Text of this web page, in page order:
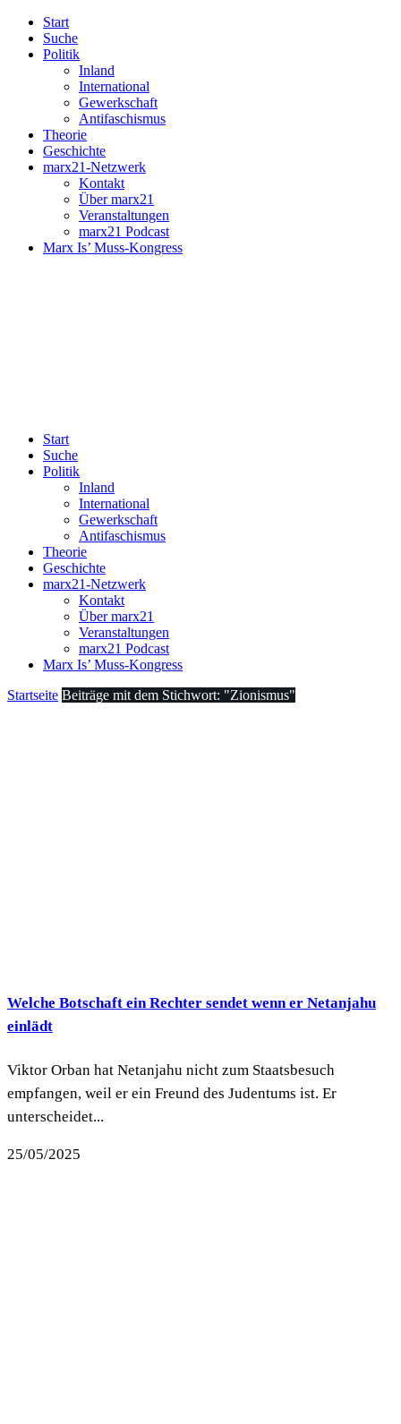
Start
Suche
Politik
Inland
International
Gewerkschaft
Antifaschismus
Theorie
Geschichte
marx21-Netzwerk
Kontakt
Über marx21
Veranstaltungen
marx21 Podcast
Marx Is’ Muss-Kongress
Start
Suche
Politik
Inland
International
Gewerkschaft
Antifaschismus
Theorie
Geschichte
marx21-Netzwerk
Kontakt
Über marx21
Veranstaltungen
marx21 Podcast
Marx Is’ Muss-Kongress
Startseite Beiträge mit dem Stichwort: "Zionismus"
Welche Botschaft ein Rechter sendet wenn er Netanjahu
einlädt
Viktor Orban hat Netanjahu nicht zum Staatsbesuch
empfangen, weil er ein Freund des Judentums ist. Er
unterscheidet...
25/05/2025